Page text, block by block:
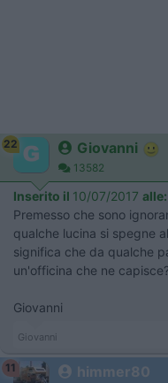
22 Giovanni
13582
Inserito il 10/07/2017 alle:
Premesso che sono
qualche lucina si spegne
significa che da qualche
un'officina che ne capisce?
Giovanni
Giovanni
11 himmer80